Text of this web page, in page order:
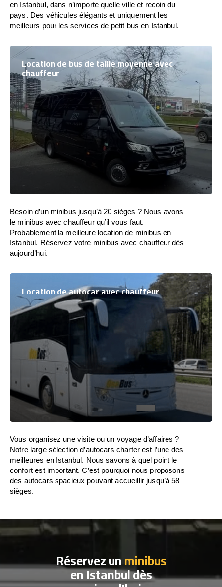
en Istanbul, dans n’importe quelle ville et recoin du
pays. Des véhicules élégants et uniquement les
meilleurs pour les services de petit bus en Istanbul.
Location de bus de taille moyenne avec
chauffeur
Besoin d’un minibus jusqu’à 20 sièges ? Nous avons
le minibus avec chauffeur qu’il vous faut.
Probablement la meilleure location de minibus en
Istanbul. Réservez votre minibus avec chauffeur dès
aujourd’hui.
Location de autocar avec chauffeur
Vous organisez une visite ou un voyage d’affaires ?
Notre large sélection d’autocars charter est l’une des
meilleures en Istanbul. Nous savons à quel point le
confort est important. C’est pourquoi nous proposons
des autocars spacieux pouvant accueillir jusqu’à 58
sièges.
Réservez unminibus
en Istanbul dès